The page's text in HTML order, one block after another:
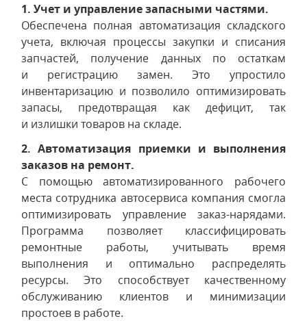
1. Учет и управление запасными частями.
Обеспечена полная автоматизация складского
учета, включая процессы закупки и списания
запчастей, получение данных по остаткам
и регистрацию замен. Это упростило
инвентаризацию и позволило оптимизировать
запасы, предотвращая как дефицит, так
и излишки товаров на складе.
2. Автоматизация приемки и выполнения
заказов на ремонт.
С помощью автоматизированного рабочего
места сотрудника автосервиса компания смогла
оптимизировать управление заказ-нарядами.
Программа позволяет классифицировать
ремонтные работы, учитывать время
выполнения и оптимально распределять
ресурсы. Это способствует качественному
обслуживанию клиентов и минимизации
простоев в работе.